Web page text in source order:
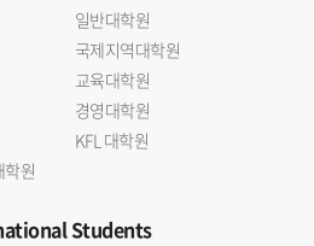
일반대학원
국제지역대학원
교육대학원
경영대학원
KFL 대학원
원
Students